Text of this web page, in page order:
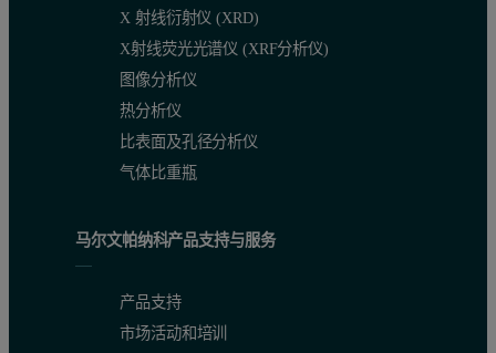
X 射线衍射仪 (XRD)
X射线荧光光谱仪 (XRF分析仪)
图像分析仪
热分析仪
比表面及孔径分析仪
气体比重瓶
马尔文帕纳科产品支持与服务
产品支持
市场活动和培训